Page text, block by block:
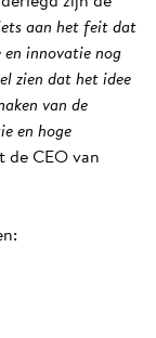
aan het feit dat
innovatie nog
zien dat het idee
van de
en hoge
de CEO van